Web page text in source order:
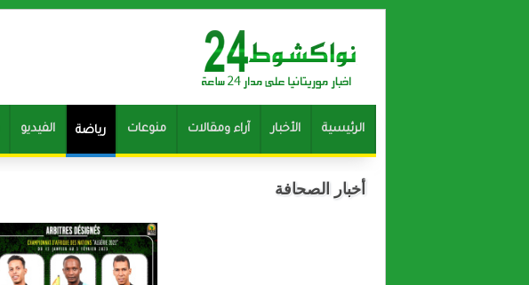
الرئيسية الأخبار آراء ومقالات منوعات رياضة الفيديو
أخبار الصحافة